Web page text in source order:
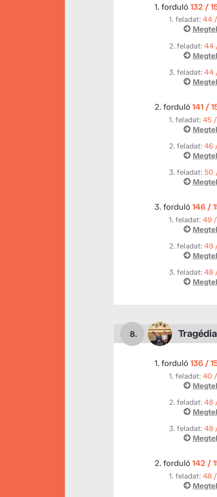
1. forduló 132 /
1. feladat: 44
2. feladat: 44
3. feladat: 44
2. forduló 141 /
1. feladat: 45
2. feladat: 46
3. feladat: 50
3. forduló 146 /
1. feladat: 49
2. feladat: 49
3. feladat: 48
8.
1. forduló 136 /
1. feladat: 40
2. feladat: 48
3. feladat: 48
2. forduló 142 /
1. feladat: 48